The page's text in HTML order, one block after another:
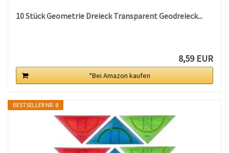
10 Stück Geometrie Dreieck Transparent Geodreieck...
8,59 EUR
*Bei Amazon kaufen
BESTSELLER NR. 8